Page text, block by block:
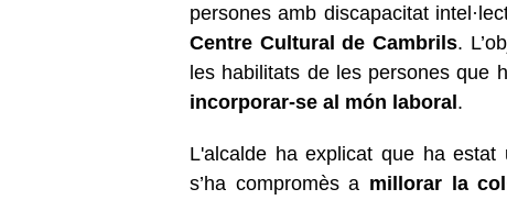
persones amb discapacitat
Centre Cultural de Cambrils.
les habilitats de les persones que
incorporar-se al món laboral.
L'alcalde ha explicat que ha
s’ha compromès a millorar la